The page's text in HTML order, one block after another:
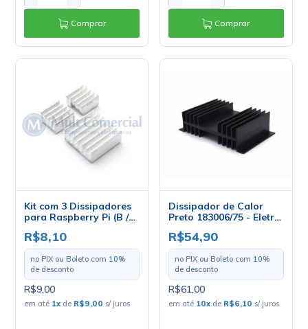
Comprar Comprar
Kit com 3 Dissipadores
para Raspberry Pi (B /
B+ / 2 / 3) - ROB0062
R$8,10
no PIX ou Boleto com 10%
de desconto
R$9,00
em até 1x de R$9,00 s/ juros
Dissipador de Calor
Preto 183006/75 - Eletro
Service
R$54,90
no PIX ou Boleto com 10%
de desconto
R$61,00
em até 10x de R$6,10 s/ juros